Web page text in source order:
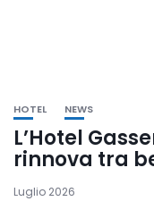
HOTEL NEWS
L’Hotel
rinnova tra
Luglio 2026